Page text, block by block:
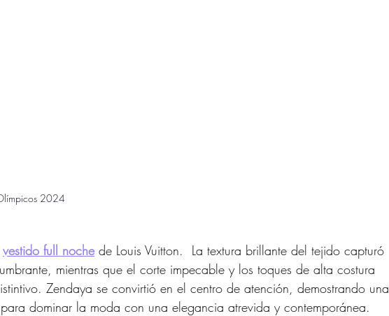
2024
vestido full noche de Louis Vuitton.  La textura brillante del tejido capturó
mientras que el corte impecable y los toques de alta costura
Zendaya se convirtió en el centro de atención, demostrando una
dominar la moda con una elegancia atrevida y contemporánea.